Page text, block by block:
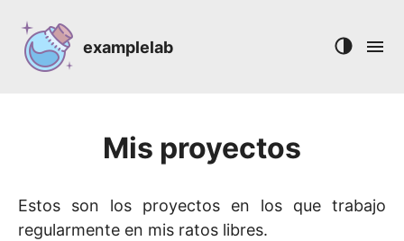
examplelab
Mis proyectos
Estos son los proyectos en los que trabajo
regularmente en mis ratos libres.